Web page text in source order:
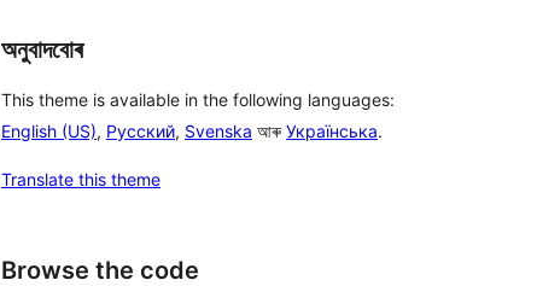
অনুবাদবোৰ
This theme is available in the following languages:
English (US), Русский, Svenska আৰুУкраїнська.
Translate this theme
Browse the code